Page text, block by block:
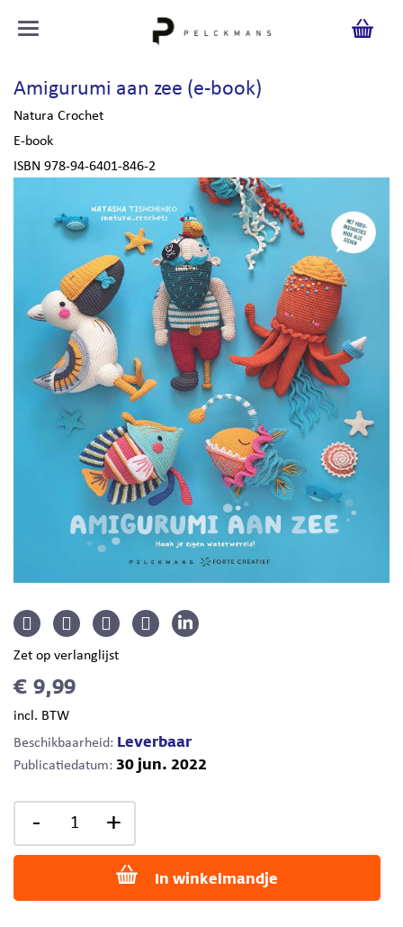
Amigurumi aan zee (e-book)
Natura Crochet
E-book
ISBN 978-94-6401-846-2
Zet op verlanglijst
€ 9,99
incl. BTW
Beschikbaarheid: Leverbaar
Publicatiedatum: 30 jun. 2022
- +
In winkelmandje